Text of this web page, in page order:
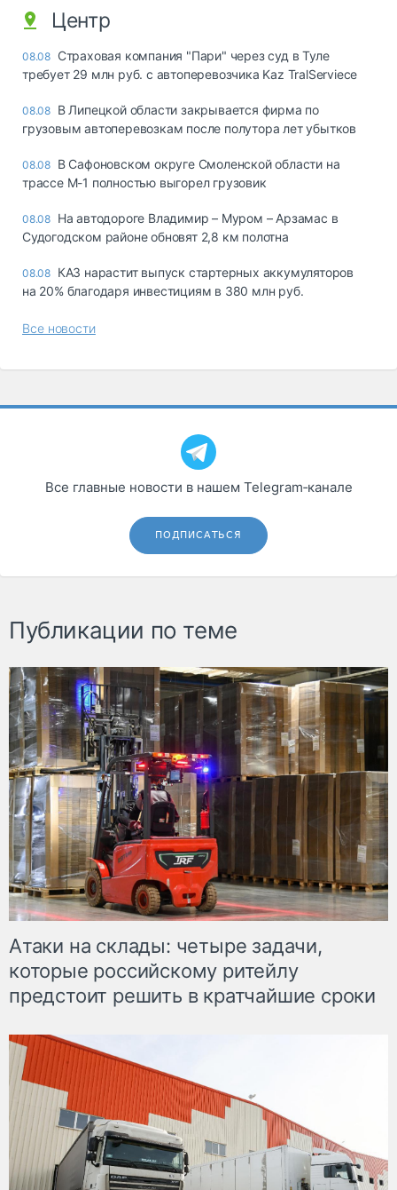
Центр
08.08 Страховая компания "Пари" через суд в Туле
требует 29 млн руб. с автоперевозчика Kaz TralServiece
08.08 В Липецкой области закрывается фирма по
грузовым автоперевозкам после полутора лет убытков
08.08 В Сафоновском округе Смоленской области на
трассе М-1 полностью выгорел грузовик
08.08 На автодороге Владимир – Муром – Арзамас в
Судогодском районе обновят 2,8 км полотна
08.08 КАЗ нарастит выпуск стартерных аккумуляторов
на 20% благодаря инвестициям в 380 млн руб.
Все новости
Все главные новости в нашем Telegram‑канале
ПОДПИСАТЬСЯ
Публикации по теме
Атаки на склады: четыре задачи,
которые российскому ритейлу
предстоит решить в кратчайшие сроки